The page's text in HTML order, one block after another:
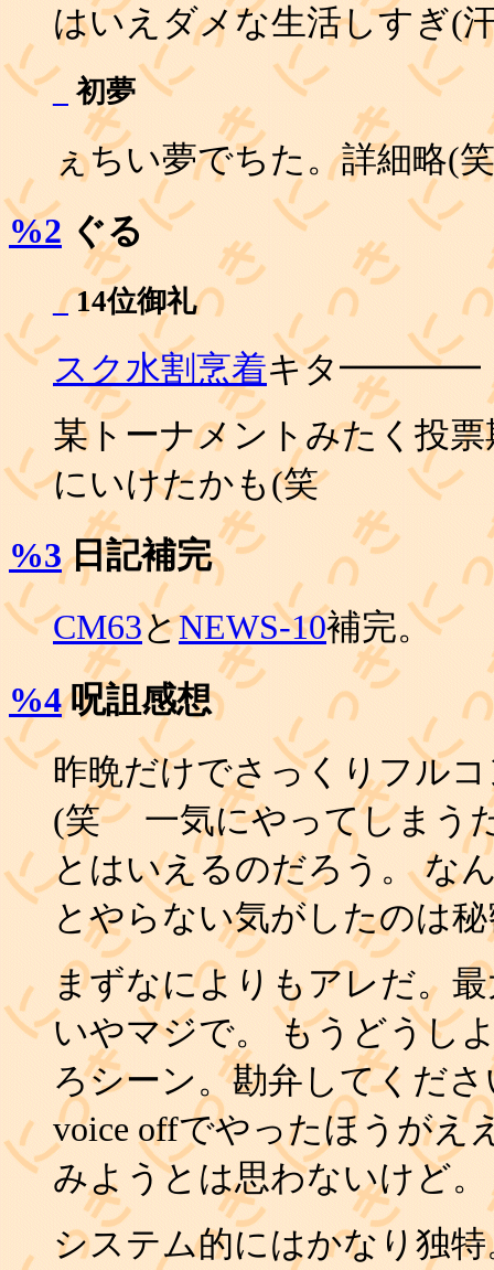
はいえダメな生活しすぎ(
初夢
ぇちい夢でちた。詳細略(笑
%2 ぐる
_14位御礼
スク水割烹着キタ━━━━
某トーナメントみたく投
にいけたかも(笑
%3日記補完
CM63とNEWS-10補完。
%4呪詛感想
昨晩だけでさっくりフル
(笑 一気にやってしまう
とはいえるのだろう。 な
とやらない気がしたのは
まずなによりもアレだ。
いやマジで。 もうどうし
ろシーン。勘弁してくだ
voice offでやったほうがえ
みようとは思わないけど。
システム的にはかなり独